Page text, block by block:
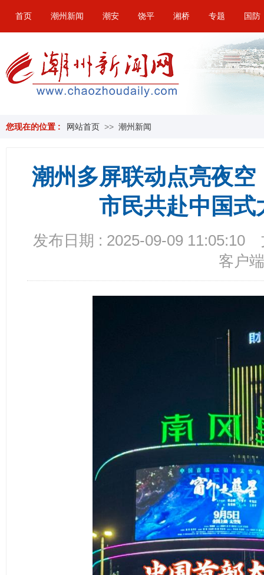
首页 潮州新闻 潮安 饶平 湘桥 专题 国防
您现在的位置 : 网站首页 >> 潮州新闻
潮州多屏联动点亮夜
市民共赴中国式
发布日期 : 2025-09-09 11:05:10
客户端